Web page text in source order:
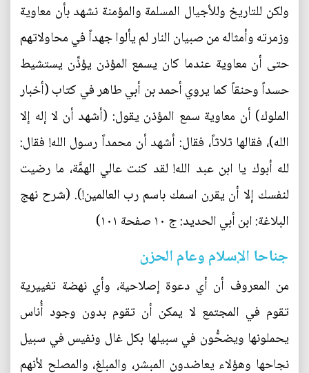
ولكن للتاريخ وللأجيال المسلمة والمؤمنة نشهد بأن معاوية
وزمرته وأمثاله من صبيان النار لم يألوا جهداً في محاولاتهم
حتى أن معاوية عندما كان يسمع المؤذن يؤذِّن يستشيط
حسداً وحنقاً كما يروي أحمد بن أبي طاهر في كتاب (أخبار
الملوك) أن معاوية سمع المؤذن يقول: (أشهد أن لا إله إلا
الله)، فقالها ثلاثاً، فقال: أشهد أن محمداً رسول الله! فقال:
لله أبوك يا ابن عبد الله! لقد كنت عالي الهمَّة، ما رضيت
لنفسك إلا أن يقرن اسمك باسم رب العالمين!). (شرح نهج
البلاغة: ابن أبي الحديد: ج ١٠ صفحة ١٠١)
جناحا الإسلام وعام الحزن
من المعروف أن أي دعوة إصلاحية، وأي نهضة تغييرية
تقوم في المجتمع لا يمكن أن تقوم بدون وجود أُناس
يحملونها ويضحُّون في سبيلها بكل غال ونفيس في سبيل
نجاحها وهؤلاء يعاضدون المبشر، والمبلغ، والمصلح لأنهم